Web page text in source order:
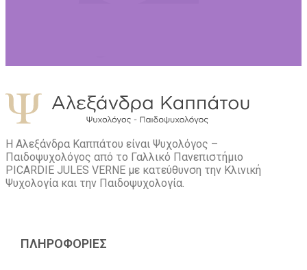
Η Αλεξάνδρα Καππάτου είναι Ψυχολόγος –
Παιδοψυχολόγος από το Γαλλικό Πανεπιστήμιο
PICARDIE JULES VERNE με κατεύθυνση την Kλινική
Ψυχολογία και την Παιδοψυχολογία.
ΠΛΗΡΟΦΟΡΙΕΣ